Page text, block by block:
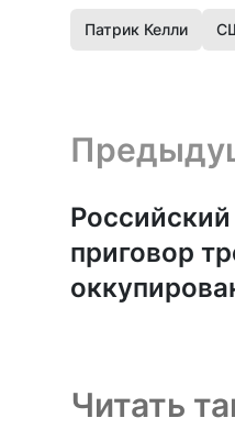
Патрик Келли
Предыдущая
приговор
Читать